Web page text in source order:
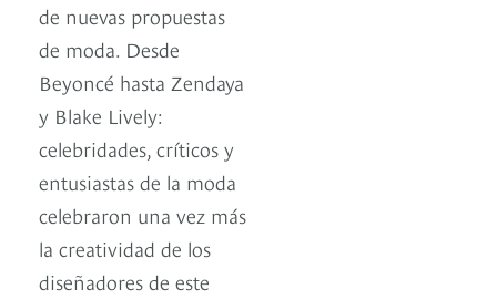
de nuevas propuestas
de moda. Desde
Beyoncé hasta Zendaya
y Blake Lively:
celebridades, críticos y
entusiastas de la moda
celebraron una vez más
la creatividad de los
diseñadores de este